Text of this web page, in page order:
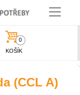
KOŠÍK
0
(CCL A)